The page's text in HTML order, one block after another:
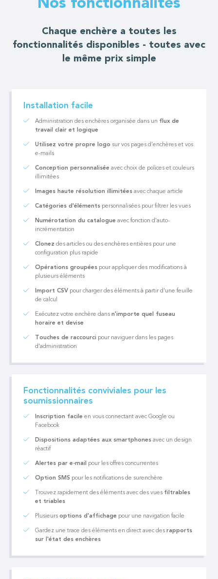
Nos fonctionnalités
Chaque enchère a toutes les
fonctionnalités disponibles - toutes avec
le même prix simple
Installation facile
Administration des enchères organisée dans un flux de
travail clair et logique
Utilisez votre propre logo sur vos pages d'enchères et vos
e-mails
Conception personnalisée avec choix de polices et couleurs
illimitées
Images haute résolution illimitées avec chaque article
Catégories d'éléments personnalisées pour filtrer les vues
Numérotation du catalogue avec fonction d'auto-
incrémentation
Clonez des articles ou des enchères entières pour une
configuration plus rapide
Opérations groupées pour appliquer des modifications à
plusieurs éléments
Import CSV pour charger des éléments à partir d'une feuille
de calcul
Exécutez votre enchère dans n'importe quel fuseau
horaire et devise
Touches de raccourci pour naviguer dans les pages
d'administration
Fonctionnalités conviviales pour les
soumissionnaires
Inscription facile en vous connectant avec Google ou
Facebook
Dispositions adaptées aux smartphones avec un design
réactif
Alertes par e-mail pour les offres concurrentes
Option SMS pour les notifications de surenchère
Trouvez rapidement des éléments avec des vues filtrables
et triables
Plusieurs options d'affichage pour une navigation facile
Gardez une trace des éléments en direct avec des rapports
sur l'état des enchères